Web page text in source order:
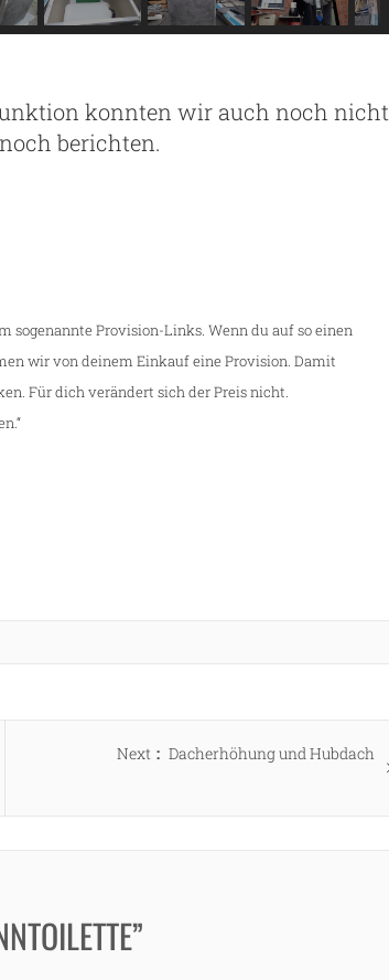
konnten wir auch noch nicht
berichten.
sogenannte Provision-Links. Wenn du auf so einen
wir von deinem Einkauf eine Provision. Damit
Für dich verändert sich der Preis nicht.
Next
Next
Dacherhöhung und Hubdach